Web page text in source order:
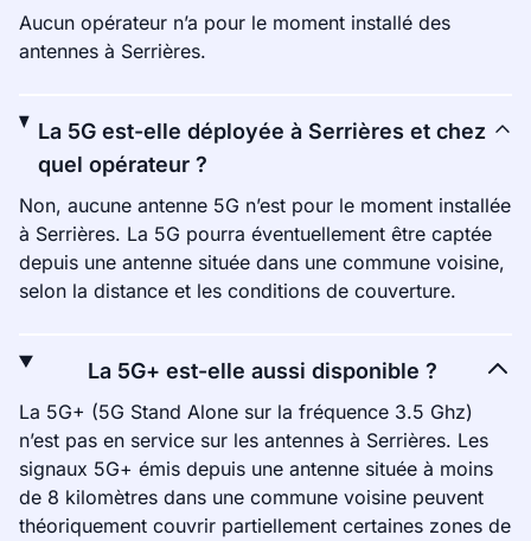
Aucun opérateur n’a pour le moment installé des
antennes à Serrières.
La 5G est-elle déployée à Serrières et chez
quel opérateur ?
Non, aucune antenne 5G n’est pour le moment installée
à Serrières. La 5G pourra éventuellement être captée
depuis une antenne située dans une commune voisine,
selon la distance et les conditions de couverture.
La 5G+ est-elle aussi disponible ?
La 5G+ (5G Stand Alone sur la fréquence 3.5 Ghz)
n’est pas en service sur les antennes à Serrières. Les
signaux 5G+ émis depuis une antenne située à moins
de 8 kilomètres dans une commune voisine peuvent
théoriquement couvrir partiellement certaines zones de